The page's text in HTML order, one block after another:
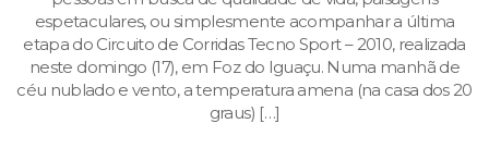
espetaculares, ou simplesmente acompanhar a última
etapa do Circuito de Corridas Tecno Sport – 2010, realizada
neste domingo (17), em Foz do Iguaçu. Numa manhã de
céu nublado e vento, a temperatura amena (na casa dos 20
graus) […]